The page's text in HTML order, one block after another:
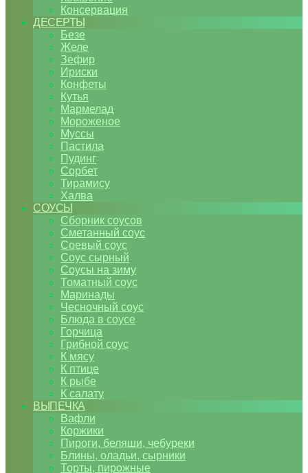
Консервация
ДЕСЕРТЫ
Безе
Желе
Зефир
Ириски
Конфеты
Кутья
Мармелад
Мороженое
Муссы
Пастила
Пудинг
Сорбет
Тирамису
Халва
СОУСЫ
Сборник соусов
Сметанный соус
Соевый соус
Соус сырный
Соусы на зиму
Томатный соус
Маринады
Чесночный соус
Блюда в соусе
Горчица
Грибной соус
К мясу
К птице
К рыбе
К салату
ВЫПЕЧКА
Вафли
Коржики
Пироги, беляши, чебуреки
Блины, оладьи, сырники
Торты, пирожные